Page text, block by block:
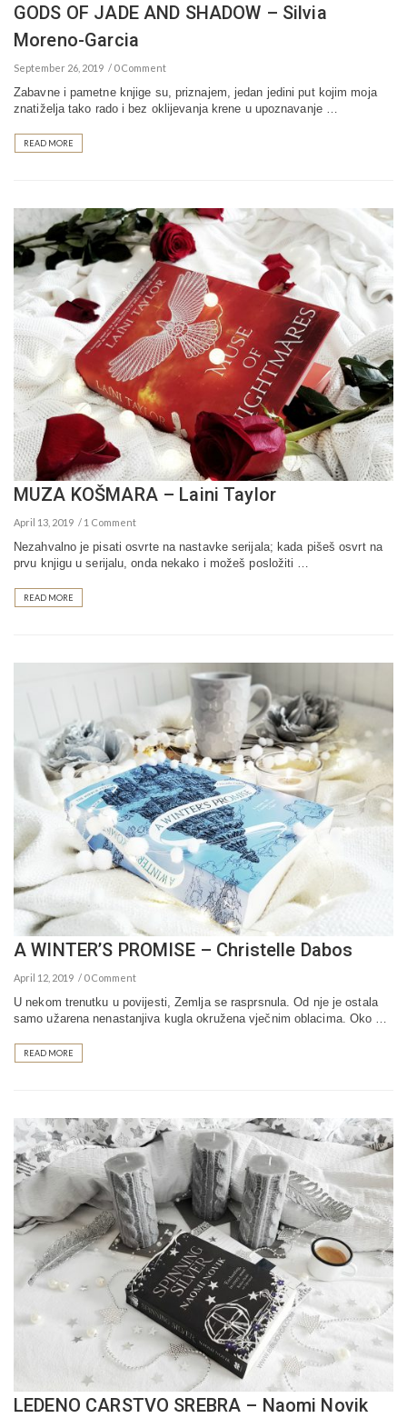
GODS OF JADE AND SHADOW – Silvia
Moreno-Garcia
September 26, 2019 0 Comment
Zabavne i pametne knjige su, priznajem, jedan jedini put kojim moja
znatiželja tako rado i bez oklijevanja krene u upoznavanje …
READ MORE
MUZA KOŠMARA – Laini Taylor
April 13, 2019 1 Comment
Nezahvalno je pisati osvrte na nastavke serijala; kada pišeš osvrt na
prvu knjigu u serijalu, onda nekako i možeš posložiti …
READ MORE
A WINTER’S PROMISE – Christelle Dabos
April 12, 2019 0 Comment
U nekom trenutku u povijesti, Zemlja se rasprsnula. Od nje je ostala
samo užarena nenastanjiva kugla okružena vječnim oblacima. Oko …
READ MORE
LEDENO CARSTVO SREBRA – Naomi Novik